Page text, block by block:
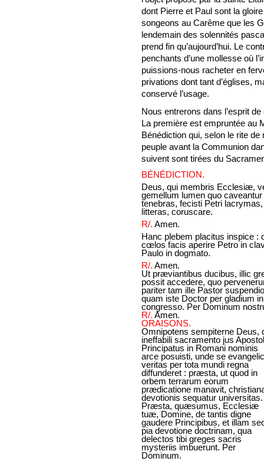
dont Pierre et Paul sont la
songeons au Carême que les
lendemain des solennités
prend fin qu’aujourd’hui. Le
penchants d’une mollesse où
puissions-nous racheter en
privations dont tant d’églises,
conservé l’usage.
Nous entrerons dans l’esprit
La première est empruntée au
Bénédiction qui, selon le rite
peuple avant la Communion
suivent sont tirées du
BÉNÉDICTION.
Deus, qui membris Ecclesiæ,
gemellum lumen quo caveantur
tenebras, fecisti Petri
litteras, coruscare.
R/. Amen.
Hanc plebem placitus inspice :
cœlos facis aperire Petro in
Paulo in dogmato.
R/. Amen.
Ut præviantibus ducibus, illic
possit accedere, quo
pariter tam ille Pastor
quam iste Doctor per gladium in
congresso. Per Dominum
R/. Amen.
ORAISONS.
Omnipotens sempiterne Deus,
ineffabili sacramento jus
Principatus in Romani nominis
arce posuisti, unde se
veritas per tota mundi regna
diffunderet : præsta, ut quod in
orbem terrarum eorum
prædicatione manavit,
devotionis sequatur universitas.
Præsta, quæsumus, Ecclesiæ
tuæ, Domine, de tantis digne
gaudere Principibus, et illam
pia devotione doctrinam, qua
delectos tibi greges sacris
mysteriis imbuerunt. Per
Dominum.